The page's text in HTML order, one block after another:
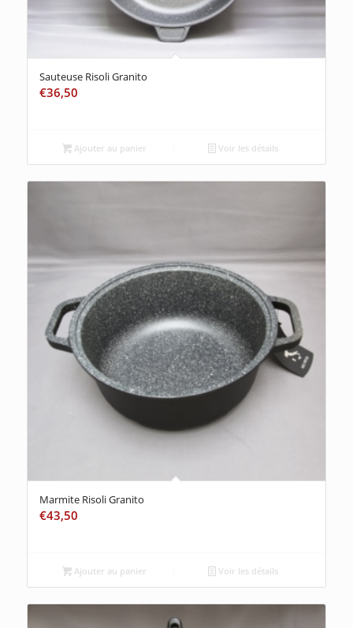
Sauteuse Risoli Granito
€36,50
Ajouter au panier Voir les détails
Marmite Risoli Granito
€43,50
Ajouter au panier Voir les détails